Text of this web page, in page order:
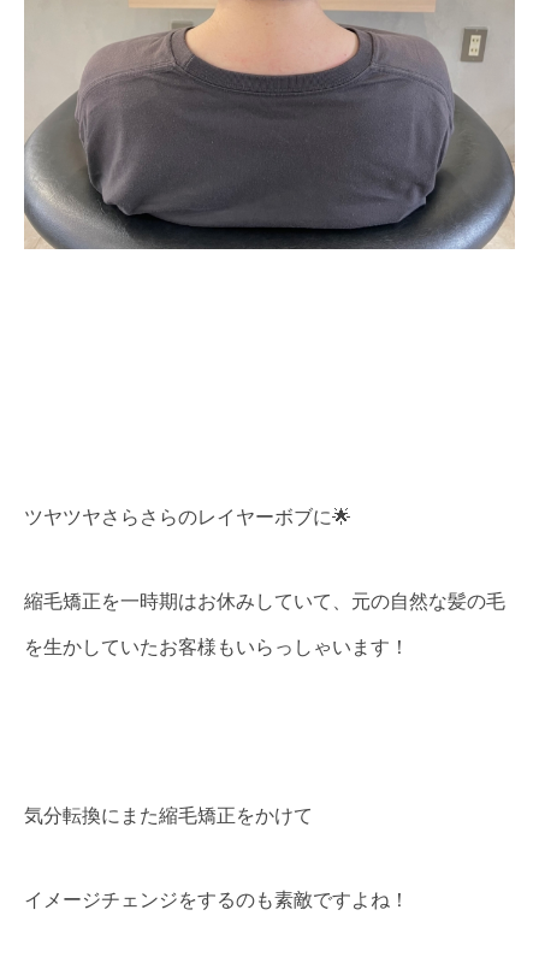
ツヤツヤさらさらのレイヤーボブに🌟
縮毛矯正を一時期はお休みしていて、元の自然な髪の毛
を生かしていたお客様もいらっしゃいます！
気分転換にまた縮毛矯正をかけて
イメージチェンジをするのも素敵ですよね！